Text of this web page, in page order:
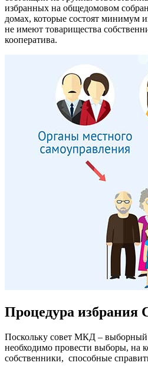
избранных на общедомовом
домах, которые состоят минимум
не имеют товарищества
кооператива.
Процедура
Поскольку совет МКД – выборный
необходимо провести выборы, на
собственники, способные